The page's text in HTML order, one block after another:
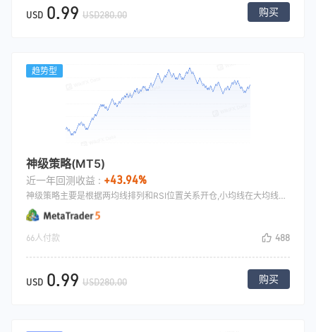
USD 0.99 USD280.00 购买
趋势型
神级策略(MT5)
近一年回测收益 : +43.94%
神级策略主要是根据两均线排列和RSI位置关系开仓,小均线在大均线之上，并且RSI在50以下转头向上的时候开多,做空相反, 通过止损止盈平仓.
66人付款 488
USD 0.99 USD280.00 购买